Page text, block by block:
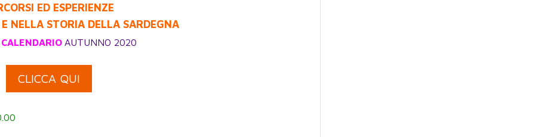
ED ESPERIENZE
NELLA STORIA DELLA SARDEGNA
AUTUNNO 2020
CLICCA QUI